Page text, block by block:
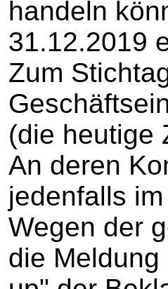
handeln
31.12.2019
Zum
(die heutige
An deren
jedenfalls
Wegen der
die